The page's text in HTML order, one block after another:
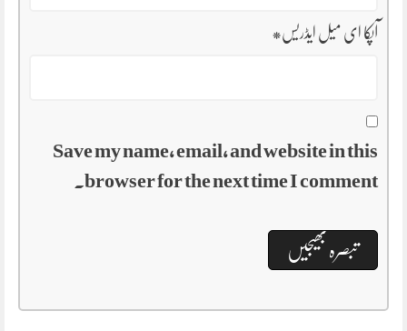
آپکا ای میل ایڈریس*
Save my name, email, and website in this
browser for the next time I comment.